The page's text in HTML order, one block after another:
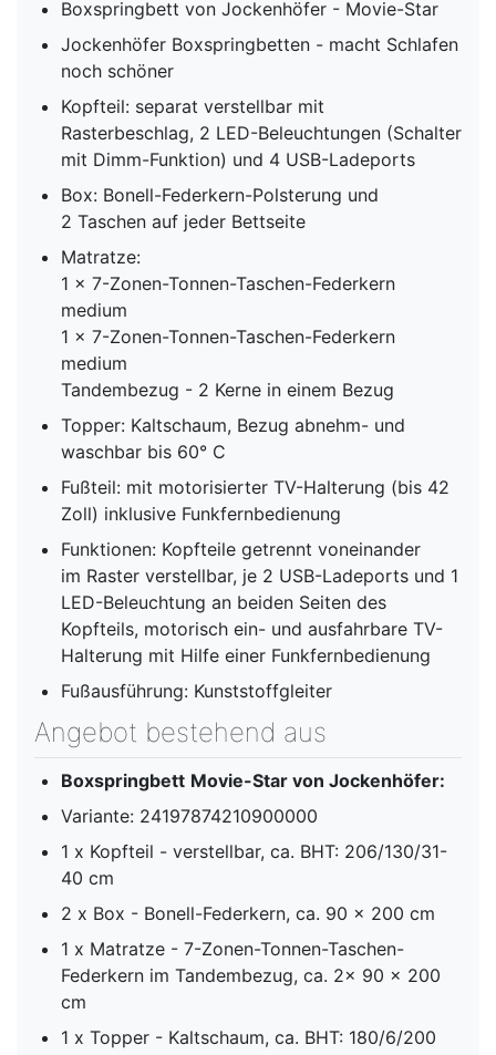
Boxspringbett von Jockenhöfer - Movie-Star
Jockenhöfer Boxspringbetten - macht Schlafen
noch schöner
Kopfteil: separat verstellbar mit
Rasterbeschlag, 2 LED-Beleuchtungen (Schalter
mit Dimm-Funktion) und 4 USB-Ladeports
Box: Bonell-Federkern-Polsterung und
2 Taschen auf jeder Bettseite
Matratze:
1 x 7-Zonen-Tonnen-Taschen-Federkern
medium
1 x 7-Zonen-Tonnen-Taschen-Federkern
medium
Tandembezug - 2 Kerne in einem Bezug
Topper: Kaltschaum, Bezug abnehm- und
waschbar bis 60° C
Fußteil: mit motorisierter TV-Halterung (bis 42
Zoll) inklusive Funkfernbedienung
Funktionen: Kopfteile getrennt voneinander
im Raster verstellbar, je 2 USB-Ladeports und 1
LED-Beleuchtung an beiden Seiten des
Kopfteils, motorisch ein- und ausfahrbare TV-
Halterung mit Hilfe einer Funkfernbedienung
Fußausführung: Kunststoffgleiter
Angebot bestehend aus
Boxspringbett Movie-Star von Jockenhöfer:
Variante: 24197874210900000
1 x Kopfteil - verstellbar, ca. BHT: 206/130/31-
40 cm
2 x Box - Bonell-Federkern, ca. 90 x 200 cm
1 x Matratze - 7-Zonen-Tonnen-Taschen-
Federkern im Tandembezug, ca. 2x 90 x 200
cm
1 x Topper - Kaltschaum, ca. BHT: 180/6/200